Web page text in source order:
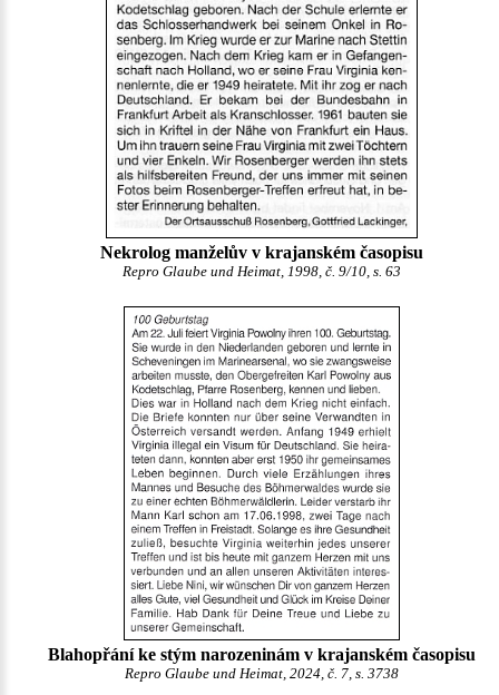
Nekrolog manželův v krajanském časopisu
Repro Glaube und Heimat, 1998, č. 9/10, s. 63
Blahopřání ke stým narozeninám v krajanském časopisu
Repro Glaube und Heimat, 2024, č. 7, s. 3738